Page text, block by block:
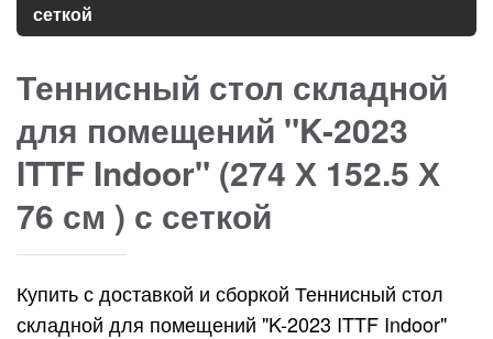
сеткой
Теннисный стол складной
для помещений "K-2023
ITTF Indoor" (274 Х 152.5 Х
76 см ) с сеткой
Купить с доставкой и сборкой Теннисный стол
складной для помещений "K-2023 ITTF Indoor"